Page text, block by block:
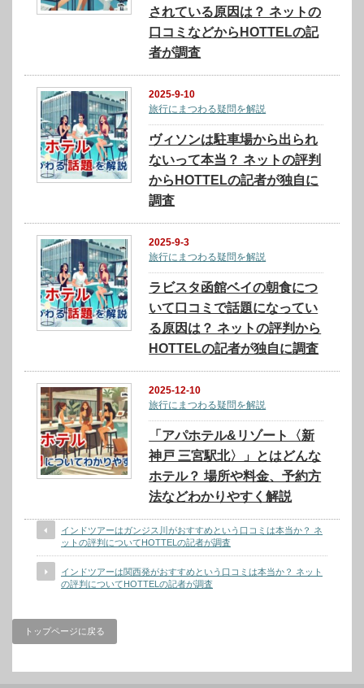
されている原因は？ ネットの
口コミなどからHOTTELの記
者が調査
2025-9-10
旅行にまつわる疑問を解説
ヴィソンは駐車場から出られ
ないって本当？ ネットの評判
からHOTTELの記者が独自に
調査
2025-9-3
旅行にまつわる疑問を解説
ラビスタ函館ベイの朝食につ
いて口コミで話題になってい
る原因は？ ネットの評判から
HOTTELの記者が独自に調査
2025-12-10
旅行にまつわる疑問を解説
「アパホテル&リゾート〈新
神戸 三宮駅北〉」とはどんな
ホテル？ 場所や料金、予約方
法などわかりやすく解説
インドツアーはガンジス川がおすすめという口コミは本当か？ ネ
ットの評判についてHOTTELの記者が調査
インドツアーは関西発がおすすめという口コミは本当か？ ネット
の評判についてHOTTELの記者が調査
トップページに戻る